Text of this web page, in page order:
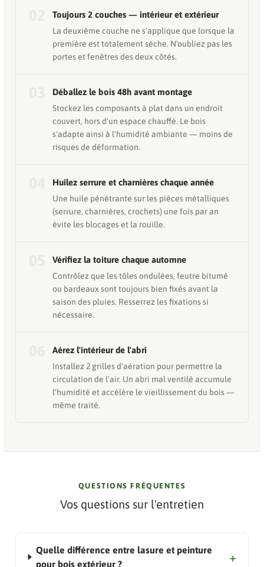
Toujours 2 couches — intérieur et extérieur
La deuxième couche ne s'applique que lorsque la
première est totalement sèche. N'oubliez pas les
portes et fenêtres des deux côtés.
Déballez le bois 48h avant montage
Stockez les composants à plat dans un endroit
couvert, hors d'un espace chauffé. Le bois
s'adapte ainsi à l'humidité ambiante — moins de
risques de déformation.
Huilez serrure et charnières chaque année
Une huile pénétrante sur les pièces métalliques
(serrure, charnières, crochets) une fois par an
évite les blocages et la rouille.
Vérifiez la toiture chaque automne
Contrôlez que les tôles ondulées, feutre bitumé
ou bardeaux sont toujours bien fixés avant la
saison des pluies. Resserrez les fixations si
nécessaire.
Aérez l'intérieur de l'abri
Installez 2 grilles d'aération pour permettre la
circulation de l'air. Un abri mal ventilé accumule
l'humidité et accélère le vieillissement du bois —
même traité.
QUESTIONS FRÉQUENTES
Vos questions sur l'entretien
Quelle différence entre lasure et peinture
pour bois extérieur ?